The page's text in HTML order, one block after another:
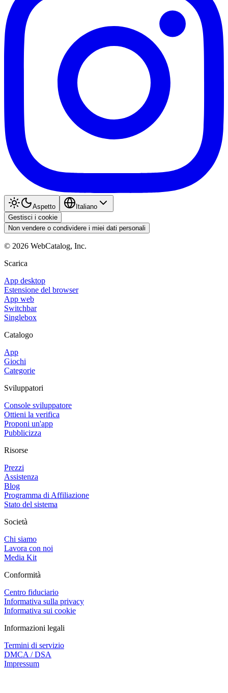
Aspetto
Italiano
Gestisci i cookie
Non vendere o condividere i miei dati personali
© 2026 WebCatalog, Inc.
Scarica
App desktop
Estensione del browser
App web
Switchbar
Singlebox
Catalogo
App
Giochi
Categorie
Sviluppatori
Console sviluppatore
Ottieni la verifica
Proponi un'app
Pubblicizza
Risorse
Prezzi
Assistenza
Blog
Programma di Affiliazione
Stato del sistema
Società
Chi siamo
Lavora con noi
Media Kit
Conformità
Centro fiduciario
Informativa sulla privacy
Informativa sui cookie
Informazioni legali
Termini di servizio
DMCA / DSA
Impressum